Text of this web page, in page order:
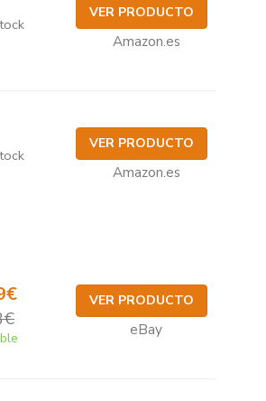
VER PRODUCTO
Amazon.es
VER PRODUCTO
Amazon.es
VER PRODUCTO
eBay